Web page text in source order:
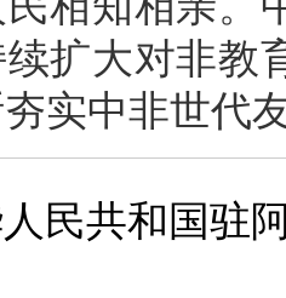
扩大对非教
实中非世代
民共和国驻